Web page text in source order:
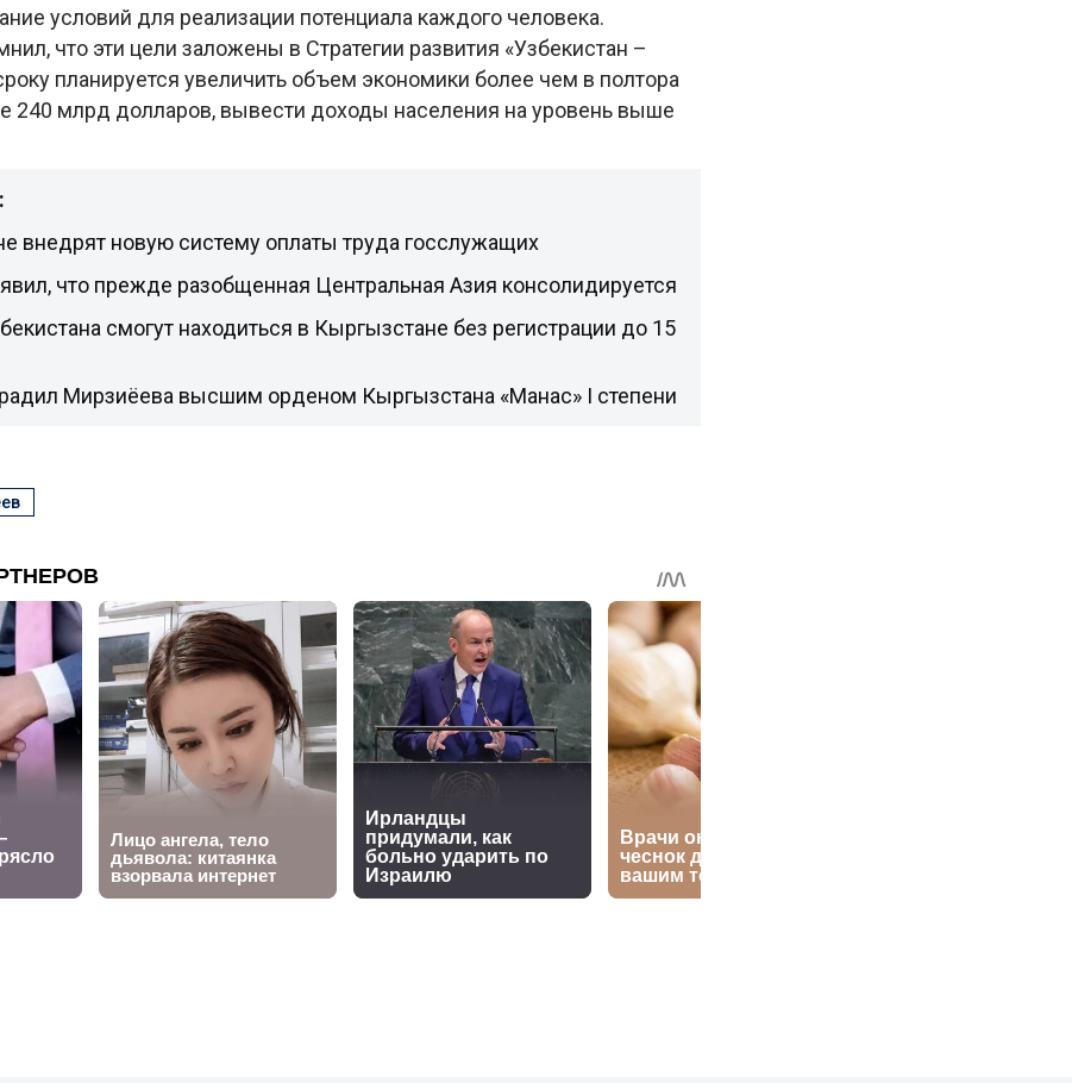
условий для реализации потенциала каждого человека.
что эти цели заложены в Стратегии развития «Узбекистан –
планируется увеличить объем экономики более чем в полтора
240 млрд долларов, вывести доходы населения на уровень выше
внедрят новую систему оплаты труда госслужащих
что прежде разобщенная Центральная Азия консолидируется
смогут находиться в Кыргызстане без регистрации до 15
Мирзиёева высшим орденом Кыргызстана «Манас» I степени